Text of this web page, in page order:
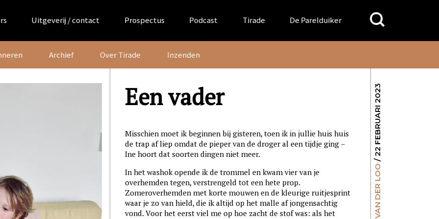
Uitgeverij / contact Prospectus Podcast Tirade De Parelduiker
Search
for:
Archief Over Tirade Inzenden
/ 22 FEBRUARI 2023
Een vader
Misschien moet ik beginnen bij gisteren, toen ik in jullie huis huis
de trap af liep omdat de pieper van de droger al een tijdje ging –
Ine hoort dat soorten dingen niet meer.
In het washok opende ik de trommel en kwam vier van je
overhemden tegen, verstrengeld tot een hete prop.
Zomeroverhemden met korte mouwen en de kleurige ruitjesprint
waar je zo van hield, die ik altijd op het malle af jongensachtig
vond. Voor het eerst viel me op hoe zacht de stof was: als het